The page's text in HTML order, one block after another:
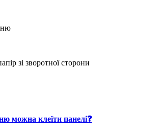
зі зворотної сторони
можна клеїти панелі❓